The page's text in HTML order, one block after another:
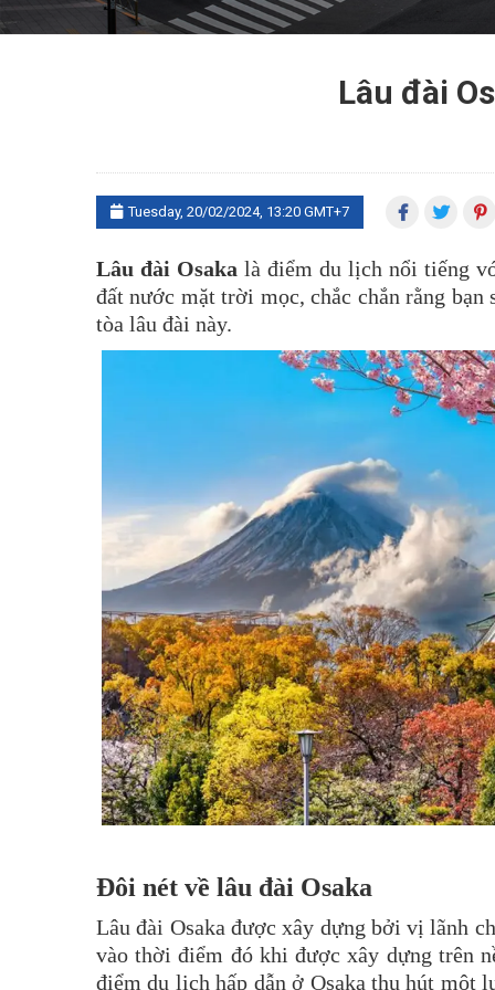
Lâu đài
Tuesday, 20/02/2024, 13:20 GMT+7
Lâu đài Osaka là điểm du lịch nổi tiếng
đất nước mặt trời mọc, chắc chắn rằng
tòa lâu đài này.
Đôi nét về lâu đài Osaka
Lâu đài Osaka được xây dựng bởi vị lãnh
vào thời điểm đó khi được xây dựng trên
điểm du lịch hấp dẫn ở Osaka thu hút một